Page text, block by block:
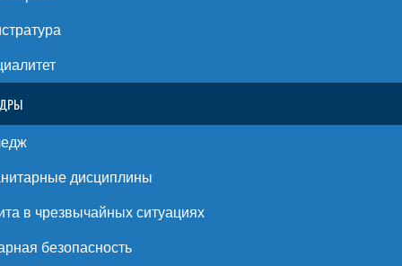
дисциплины
в чрезвычайных ситуациях
безопасность